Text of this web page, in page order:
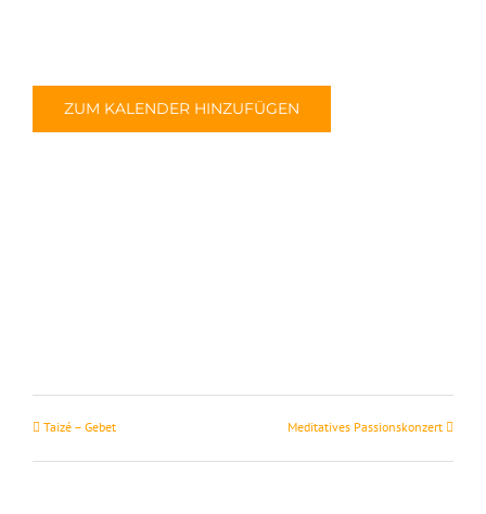
ZUM KALENDER HINZUFÜGEN
Taizé – Gebet Meditatives Passionskonzert